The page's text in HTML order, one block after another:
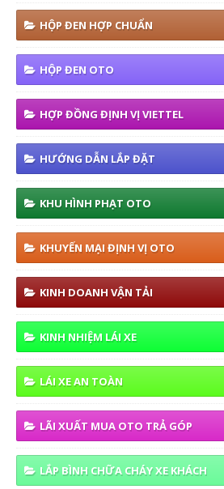
HỘP ĐEN HỢP CHUẨN
HỘP ĐEN OTO
HỢP ĐỒNG ĐỊNH VỊ VIETTEL
HƯỚNG DẪN LẮP ĐẶT
KHU HÌNH PHẠT OTO
KHUYẾN MẠI ĐỊNH VỊ OTO
KINH DOANH VẬN TẢI
KINH NHIỆM LÁI XE
LÁI XE AN TOÀN
LÃI XUẤT MUA OTO TRẢ GÓP
LẮP BÌNH CHỮA CHÁY XE KHÁCH